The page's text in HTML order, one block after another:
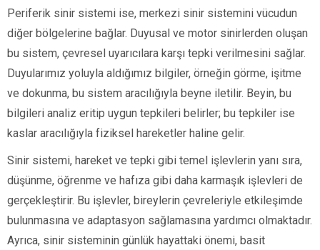
Periferik sinir sistemi ise, merkezi sinir sistemini vücudun
diğer bölgelerine bağlar. Duyusal ve motor sinirlerden oluşan
bu sistem, çevresel uyarıcılara karşı tepki verilmesini sağlar.
Duyularımız yoluyla aldığımız bilgiler, örneğin görme, işitme
ve dokunma, bu sistem aracılığıyla beyne iletilir. Beyin, bu
bilgileri analiz eritip uygun tepkileri belirler; bu tepkiler ise
kaslar aracılığıyla fiziksel hareketler haline gelir.
Sinir sistemi, hareket ve tepki gibi temel işlevlerin yanı sıra,
düşünme, öğrenme ve hafıza gibi daha karmaşık işlevleri de
gerçekleştirir. Bu işlevler, bireylerin çevreleriyle etkileşimde
bulunmasına ve adaptasyon sağlamasına yardımcı olmaktadır.
Ayrıca, sinir sisteminin günlük hayattaki önemi, basit